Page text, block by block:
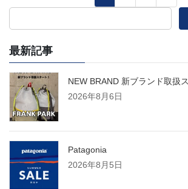
稿
の
ペ
ー
ジ
送
定
定
定
最新記事
NEW BRAND 新ブランド取扱
2026年8月6日
Patagonia
2026年8月5日